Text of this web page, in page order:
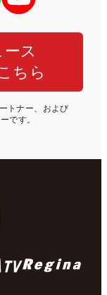
ス
ちら
トナー、および
です。